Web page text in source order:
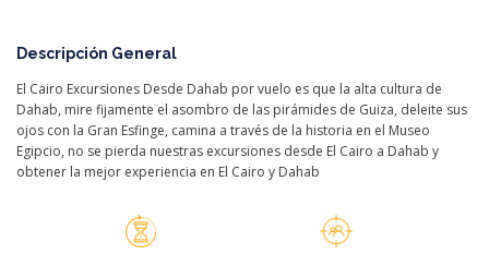
Descripción General
El Cairo Excursiones Desde Dahab por vuelo es que la alta cultura de
Dahab, mire fijamente el asombro de las pirámides de Guiza, deleite sus
ojos con la Gran Esfinge, camina a través de la historia en el Museo
Egipcio, no se pierda nuestras excursiones desde El Cairo a Dahab y
obtener la mejor experiencia en El Cairo y Dahab